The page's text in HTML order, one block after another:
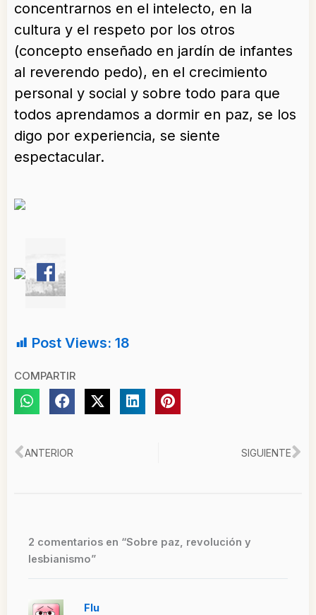
concentrarnos en el intelecto, en la
cultura y el respeto por los otros
(concepto enseñado en jardín de infantes
al reverendo pedo), en el crecimiento
personal y social y sobre todo para que
todos aprendamos a dormir en paz, se los
digo por experiencia, se siente
espectacular.
Post Views: 18
COMPARTIR
Ant
ANTERIOR SIGUIENTE
2 comentarios en “Sobre paz, revolución y
lesbianismo”
Flu